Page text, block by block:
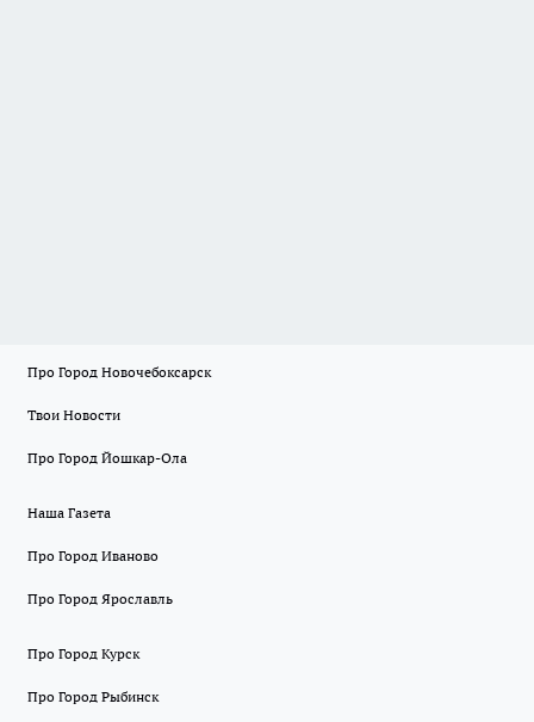
Про Город Новочебоксарск
Твои Новости
Про Город Йошкар-Ола
Наша Газета
Про Город Иваново
Про Город Ярославль
Про Город Курск
Про Город Рыбинск